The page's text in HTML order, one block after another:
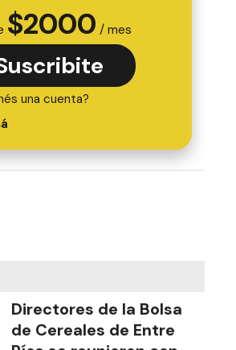
$2000 / mes
una cuenta?
Directores de la Bolsa
de Cereales de Entre